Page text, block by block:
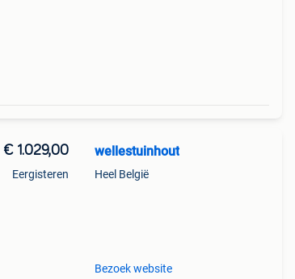
€ 1.029,00
Eergisteren
wellestuinhout
Heel België
Bezoek website